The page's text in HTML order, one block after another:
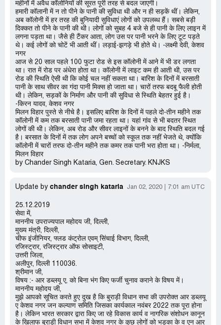
महीनों में अवैध कॉलोनियों की सूरत पूरी तरह से बदल जाएगी।
हमारी कॉलानी में न तो पीने के पानी की सुविधा थी और न ही सड़कें थीं। लेकिन,
अब कॉलोनी में हर तरह की बुनियादी सुविधाएं लोगों को उपलब्ध हैं। सबसे बड़ी
दिक्कत तो पीने के पानी की थी। लोगों को सुबह 4 बजे से ही पानी के लिए लाइन में
लगना पड़ता था। जैसे ही टैंकर आता, लोग उस पर पानी भरने के लिए टूट पड़ते
थे। कई लोगों को चोटें भी आती थीं। लड़ाई-झगड़े भी होते थे। -लक्ष्मी देवी, केशव
नगर
आज से 20 साल पहले 100 फुटा रोड से इस कॉलोनी में आने में भी डर लगता
था। रात में रोड पर अंधेरा होता था। कॉलोनी में लाइट कम ही आती थी, उस पर
रोड की स्थिति ऐसी थी कि कोई चल नहीं सकता था। बारिश के दिनों में बरसाती
पानी के साथ सीवर का गंदा पानी मिक्स हो जाता था। चारों तरफ बदबू फैली होती
थी। लेकिन, सड़कों के निर्माण और पानी की सुविधा से स्थिति बेहतर हुई है।
-किरन यादव, केशव नगर
मिलन विहार पुस्ते से नीचे है। इसलिए बारिश के दिनों में पहले दो-तीन महीने तक
कॉलोनी में कम तक बरसाती पानी जमा रहता था। यहां गांव से भी बदतर स्थित
लोगों की थी। लेकिन, अब रोड और सीवर लाइनों के बनने के बाद स्थिति बदल गई
है। बरसात के दिनों में तक लोग अपने बच्चों को स्कूल तक नहीं भेजते थे, क्योंकि
कॉलोनी में चारों तरफ दो-तीन महीने तक कमर तक पानी भरा होता था। -निर्मला,
मिलन विहार
by Chander Singh Kataria, Gen. Secretary. KNJKS
Update by chander singh kataria Jan 02, 2020 7:01 am UTC
25.12.2019
सेवा में,
माननीय उपराज्यपाल महोदय जी, दिल्ली,
मुख्य मंत्री, दिल्ली,
चीफ इंजीनियर, फ्लड कंट्रोल एवम् सिंचाई विभाग, दिल्ली,
रजिस्ट्रार, रजिस्ट्रार ऑफ सोसाइटी,
उत्तरी जिला,
अलीपुर, दिल्ली 110036.
श्रीमान जी,
विषय :- आर डब्लयू ए, को बिना भंग किए फर्जी चुनाव कराने के विषय में।
माननीय महोदय जी,
मुझे आपको सूचित करते हुए दुख है कि बुराड़ी विधान सभा की उपरोक्त आर डब्लयू
ए केशव नगर जन कल्याण समिति जिसका कार्यकाल नवंबर 2022 तक पूरा होना
है। लेकिन भारत सरकार द्वारा किए जा रहे विकास कार्य व नागरिक संशोधन कानून
के खिलाफ बुराड़ी विधान सभा में केशव नगर के कुछ लोगों को भड़का के व एन आर